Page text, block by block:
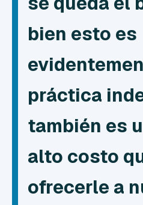
bien esto es
práctica
también es
alto costo
ofrecerle a